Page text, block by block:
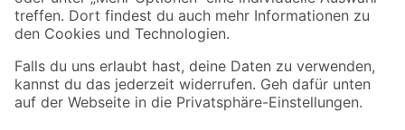
Alle Preisangaben in EUR inkl. gesetzl. MwSt.. Die dargestellten Angebote sind unter
Umständen nicht in allen Märkten verfügbar. Die angegebenen Verfügbarkeiten beziehen